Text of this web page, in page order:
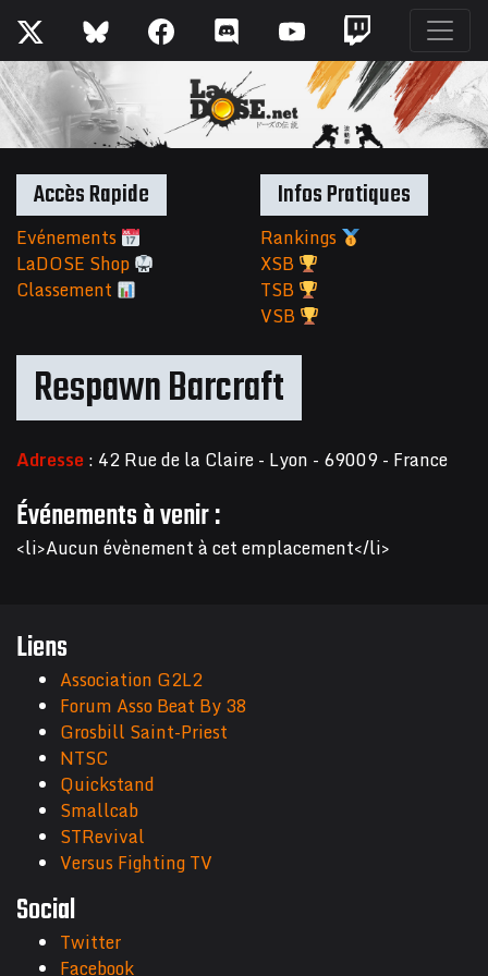
Respawn Barcraft
Adresse: 42 Rue de la Claire - Lyon - 69009 - France
Événements à venir :
<li>Aucun évènement à cet emplacement</li>
Accès Rapide
Evénements
LaDOSE Shop
Classement
Infos Pratiques
Rankings
XSB
TSB
VSB
Liens
Association G2L2
Forum Asso Beat By 38
Grosbill Saint-Priest
NTSC
Quickstand
Smallcab
STRevival
Versus Fighting TV
Social
Twitter
Facebook